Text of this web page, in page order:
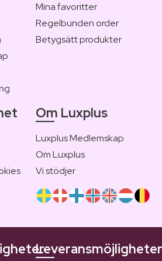
Mina favoritter
Regelbunden order
Betygsätt produkter
Om Luxplus
Luxplus Medlemskap
Om Luxplus
Vi stödjer
Leveransmöjligheter